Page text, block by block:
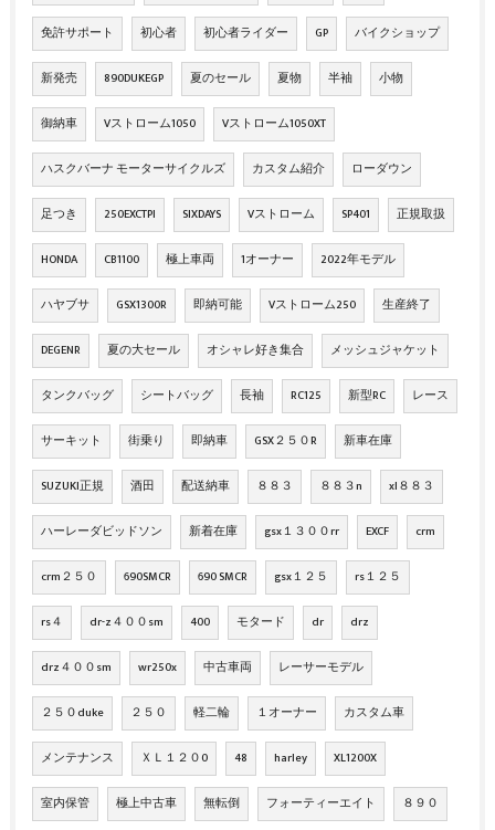
免許サポート 初心者 初心者ライダー GP バイクショップ
新発売 890DUKEGP 夏のセール 夏物 半袖 小物
御納車 Vストローム1050 Vストローム1050XT
ハスクバーナ モーターサイクルズ カスタム紹介 ローダウン
足つき 250EXCTPI SIXDAYS Vストローム SP401 正規取扱
HONDA CB1100 極上車両 1オーナー 2022年モデル
ハヤブサ GSX1300R 即納可能 Vストローム250 生産終了
DEGENR 夏の大セール オシャレ好き集合 メッシュジャケット
タンクバッグ シートバッグ 長袖 RC125 新型RC レース
サーキット 街乗り 即納車 GSX２５０R 新車在庫
SUZUKI正規 酒田 配送納車 ８８３ ８８３n xl８８３
ハーレーダビッドソン 新着在庫 gsx１３００rr EXCF crm
crm２５０ 690SMCR 690 SMCR gsx１２５ rs１２５
rs４ dr-z４００sm 400 モタード dr drz
drz４００sm wr250x 中古車両 レーサーモデル
２５０duke ２５０ 軽二輪 １オーナー カスタム車
メンテナンス ＸＬ１２０0 48 harley XL1200X
室内保管 極上中古車 無転倒 フォーティーエイト ８９０